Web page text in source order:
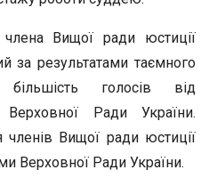
Вищої ради юстиції
за результатами таємного
голосів від
Верховної Ради України.
Вищої ради юстиції
Верховної Ради України.